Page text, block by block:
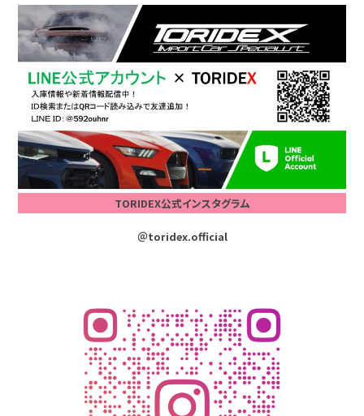
TORIDEX公式インスタグラム
＠toridex.official